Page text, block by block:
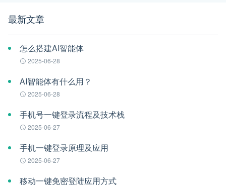
最新文章
怎么搭建AI智能体
2025-06-28
AI智能体有什么用？
2025-06-28
手机号一键登录流程及技术栈
2025-06-27
手机一键登录原理及应用
2025-06-27
移动一键免密登陆应用方式